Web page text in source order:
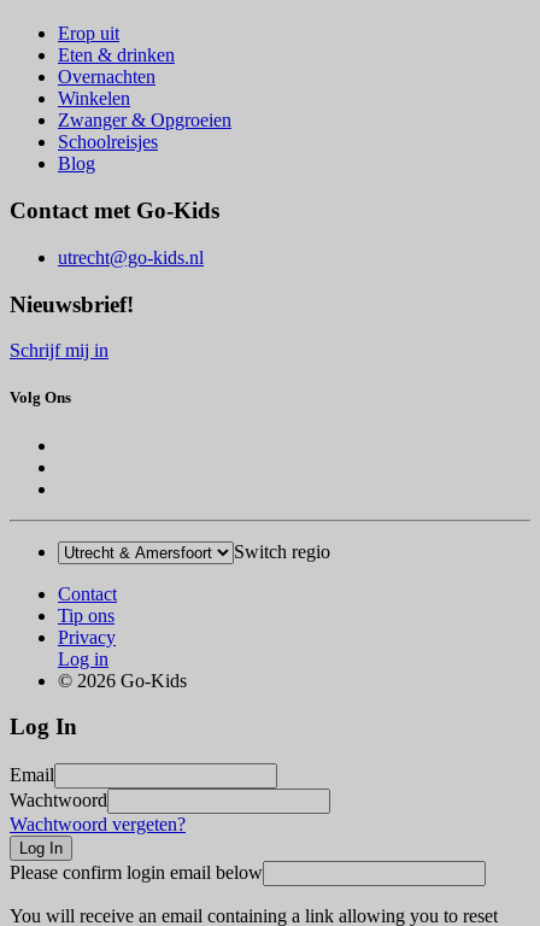
Erop uit
Eten & drinken
Overnachten
Winkelen
Zwanger & Opgroeien
Schoolreisjes
Blog
Contact met Go-Kids
utrecht@go-kids.nl
Nieuwsbrief!
Schrijf mij in
Volg Ons
Switch regio
Contact
Tip ons
Privacy
Log in
© 2026 Go-Kids
Log In
Email
Wachtwoord
Wachtwoord vergeten?
Please confirm login email below
You will receive an email containing a link allowing you to reset